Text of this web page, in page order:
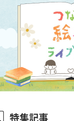
特集記事